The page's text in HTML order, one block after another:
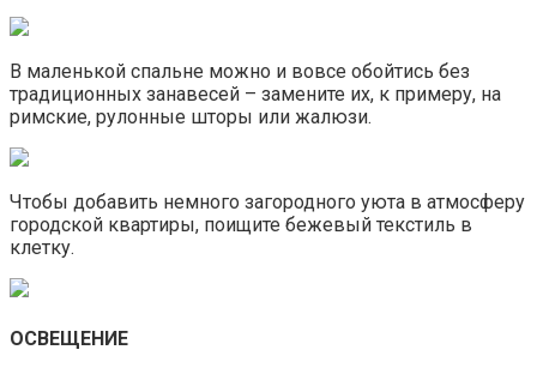
В маленькой спальне можно и вовсе обойтись без
традиционных занавесей – замените их, к примеру, на
римские, рулонные шторы или жалюзи.
Чтобы добавить немного загородного уюта в атмосферу
городской квартиры, поищите бежевый текстиль в
клетку.
ОСВЕЩЕНИЕ